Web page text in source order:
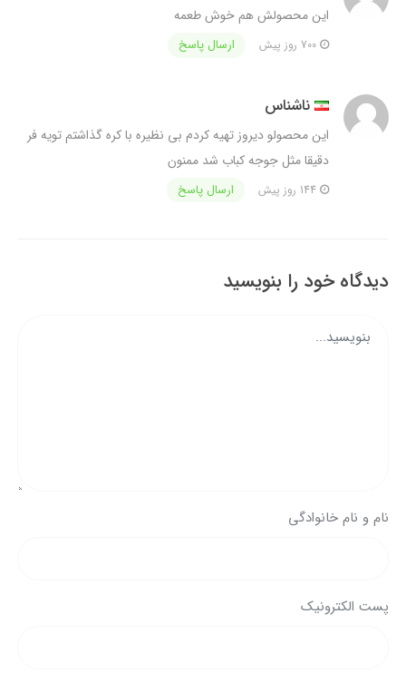
این محصولش هم خوش طعمه
ارسال پاسخ
ناشناس
این محصولو دیروز تهیه کردم بی نظیره با کره گذاشتم تویه فر
دقیقا مثل جوجه کباب شد ممنون
ارسال پاسخ
دیدگاه خود را بنویسید
نام و نام خانوادگی
پست الکترونیک